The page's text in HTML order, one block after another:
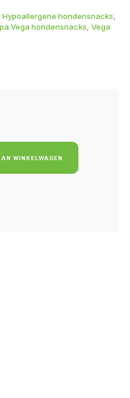
Hypoallergene hondensnacks,
Vega hondensnacks, Vega
WINKELWAGEN